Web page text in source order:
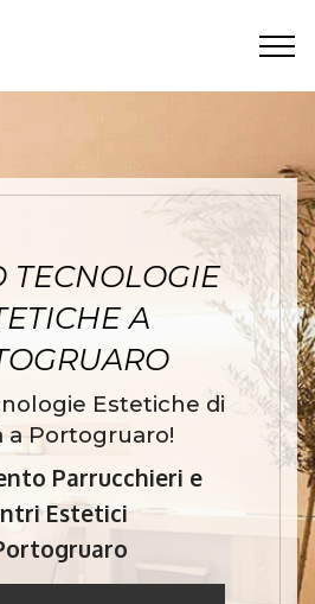
TECNOLOGIE
A
Estetiche di
a Portogruaro!
Parrucchieri e
Estetici